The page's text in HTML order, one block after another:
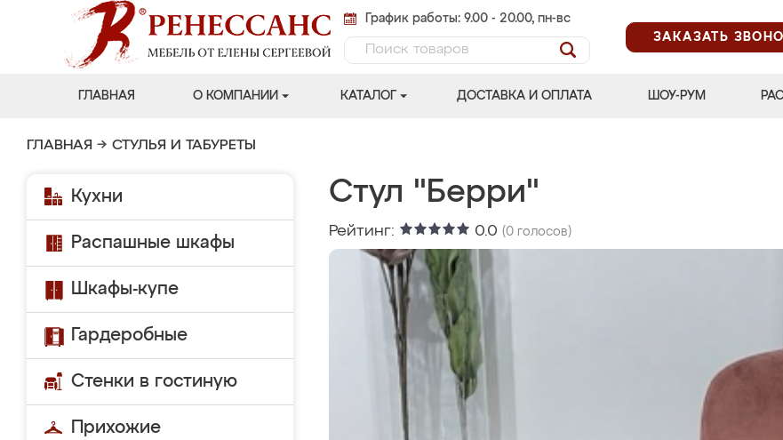
График работы: 9.00 - 20.00, пн-вс
ЗАКАЗАТЬ
ГЛАВНАЯ О КОМПАНИИ КАТАЛОГ ДОСТАВКА И ОПЛАТА ШОУ-РУМ
ГЛАВНАЯ → СТУЛЬЯ И ТАБУРЕТЫ
Кухни
Распашные шкафы
Шкафы-купе
Гардеробные
Стенки в гостиную
Прихожие
Стул "Берри"
Рейтинг: 0.0 (0 голосов)